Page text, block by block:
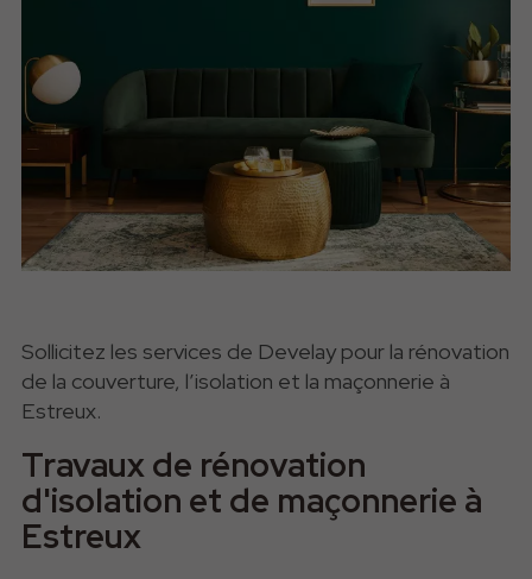
Sollicitez les services de Develay pour la rénovation
de la couverture, l’isolation et la maçonnerie à
Estreux.
Travaux de rénovation
d'isolation et de maçonnerie à
Estreux